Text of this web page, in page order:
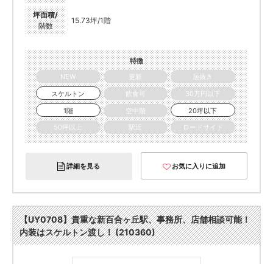
坪面積/
階数
15.73坪/1階
特徴
NEW
更新
居抜き
スケルトン
飲食可
30万円以下
1階
空中階
20坪以下
50坪以上
駅近 ロードサイド
詳細を見る お気に入りに追加
【UY0708】貴重な新百合ヶ丘駅、事務所、店舗相談可能！
内装はスケルトン渡し！ (210360)